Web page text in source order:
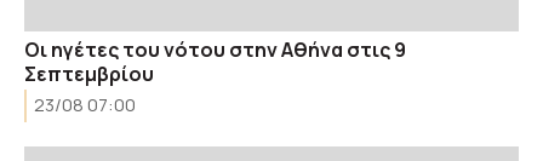
Οι ηγέτες του νότου στην Αθήνα στις 9
Σεπτεμβρίου
23/08 07:00